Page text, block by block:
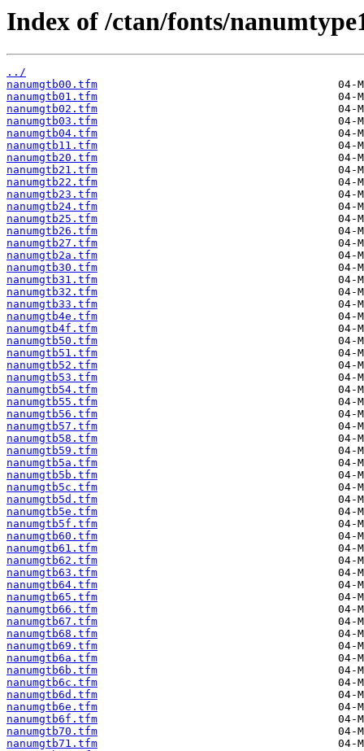
Index of /ctan/fonts/
../
nanumgtb00.tfm
nanumgtb01.tfm
nanumgtb02.tfm
nanumgtb03.tfm
nanumgtb04.tfm
nanumgtb11.tfm
nanumgtb20.tfm
nanumgtb21.tfm
nanumgtb22.tfm
nanumgtb23.tfm
nanumgtb24.tfm
nanumgtb25.tfm
nanumgtb26.tfm
nanumgtb27.tfm
nanumgtb2a.tfm
nanumgtb30.tfm
nanumgtb31.tfm
nanumgtb32.tfm
nanumgtb33.tfm
nanumgtb4e.tfm
nanumgtb4f.tfm
nanumgtb50.tfm
nanumgtb51.tfm
nanumgtb52.tfm
nanumgtb53.tfm
nanumgtb54.tfm
nanumgtb55.tfm
nanumgtb56.tfm
nanumgtb57.tfm
nanumgtb58.tfm
nanumgtb59.tfm
nanumgtb5a.tfm
nanumgtb5b.tfm
nanumgtb5c.tfm
nanumgtb5d.tfm
nanumgtb5e.tfm
nanumgtb5f.tfm
nanumgtb60.tfm
nanumgtb61.tfm
nanumgtb62.tfm
nanumgtb63.tfm
nanumgtb64.tfm
nanumgtb65.tfm
nanumgtb66.tfm
nanumgtb67.tfm
nanumgtb68.tfm
nanumgtb69.tfm
nanumgtb6a.tfm
nanumgtb6b.tfm
nanumgtb6c.tfm
nanumgtb6d.tfm
nanumgtb6e.tfm
nanumgtb6f.tfm
nanumgtb70.tfm
nanumgtb71.tfm